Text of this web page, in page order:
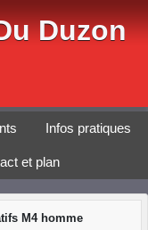
Duzon
Infos pratiques
et plan
M4 homme